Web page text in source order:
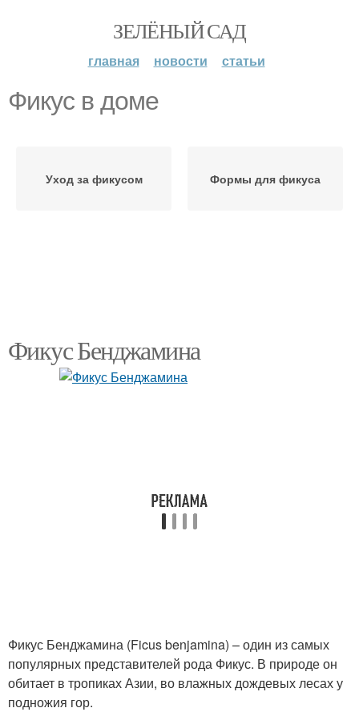
ЗЕЛЁНЫЙ САД
главная новости статьи
Фикус в доме
Уход за фикусом Формы для фикуса
Фикус Бенджамина
Фикус Бенджамина (Ficus benjamina) – один из самых
популярных представителей рода Фикус. В природе он
обитает в тропиках Азии, во влажных дождевых лесах у
подножия гор.